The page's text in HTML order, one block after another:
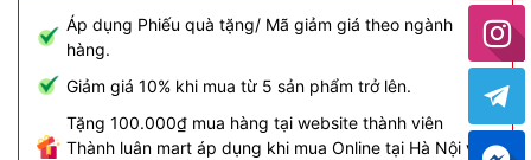
Áp dụng Phiếu quà tặng/ Mã giảm giá theo ngành
hàng.
Giảm giá 10% khi mua từ 5 sản phẩm trở lên.
Tặng 100.000₫ mua hàng tại website thành viên
Thành luân mart áp dụng khi mua Online tại Hà Nội và